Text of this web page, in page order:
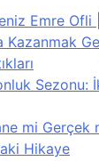
Emre Ofli
Kazanmak
Sezonu:
mi Gerçek
Hikaye